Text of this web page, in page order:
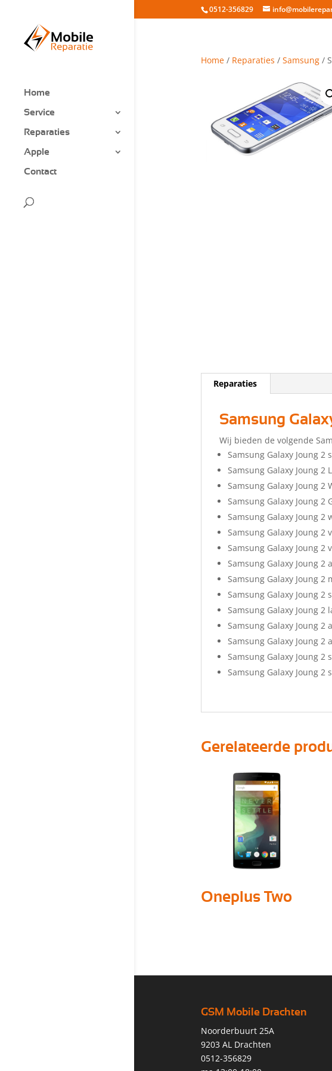
0512-356829
Home
Service
Reparaties
Apple
Contact
Home/ Reparaties / Samsung/
Reparaties
Samsung
Wij bieden de volgende
Samsung Galaxy Joung 2
Samsung Galaxy Joung 2
Samsung Galaxy Joung 2
Samsung Galaxy Joung 2
Samsung Galaxy Joung 2
Samsung Galaxy Joung 2
Samsung Galaxy Joung 2
Samsung Galaxy Joung 2
Samsung Galaxy Joung 2
Samsung Galaxy Joung 2
Samsung Galaxy Joung 2
Samsung Galaxy Joung 2
Samsung Galaxy Joung 2
Samsung Galaxy Joung 2
Samsung Galaxy Joung
Gerelateerde
Oneplus Two
GSM Mobile Drachten
Noorderbuurt 25A
9203 AL Drachten
0512-356829